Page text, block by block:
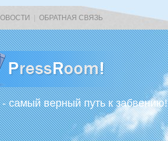
ОБРАТНАЯ СВЯЗЬ
- самый верный путь к